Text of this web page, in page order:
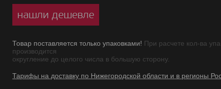
нашли дешевле
Товар поставляется только упаковками! При расчете кол-ва
производится
округление до целого числа в большую сторону.
Тарифы на доставку по Нижегородской области и в регионы